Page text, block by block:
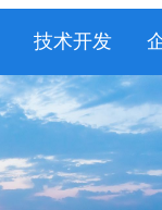
技术开发